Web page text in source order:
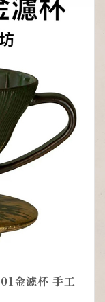
金濾杯 手工